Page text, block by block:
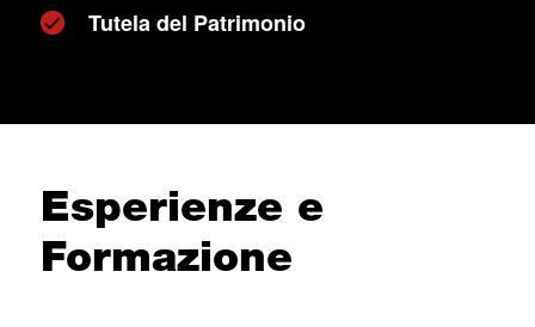
Tutela del Patrimonio
Esperienze e
Formazione